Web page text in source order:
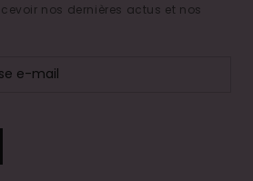
nos dernières actus et nos